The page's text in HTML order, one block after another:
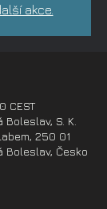
akce.
CEST
S. K.
250 01
Boleslav, Česko